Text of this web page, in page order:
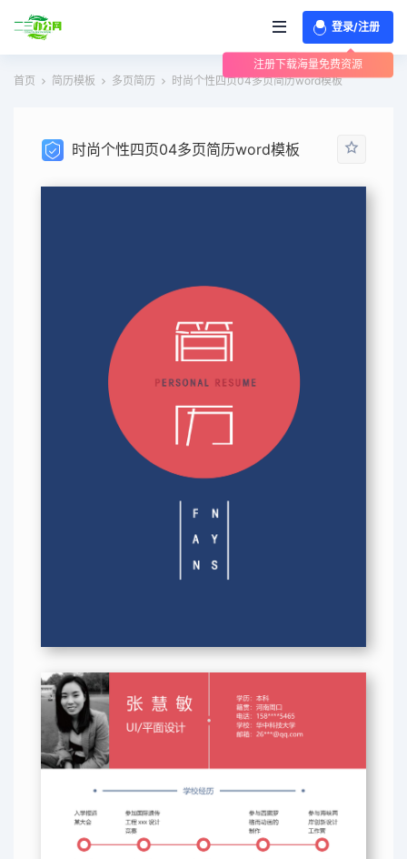
登录/注册
注册下载海量免费资源
首页 简历模板 多页简历 时尚个性四页04多页简历word模板
时尚个性四页04多页简历word模板